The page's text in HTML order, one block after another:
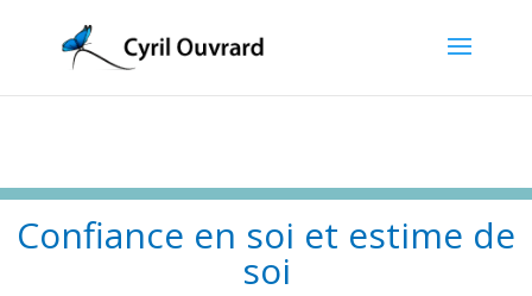
Confiance en soi et estime de
soi